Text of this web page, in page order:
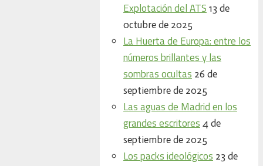
Explotación del ATS 13 de
octubre de 2025
La Huerta de Europa: entre los
números brillantes y las
sombras ocultas 26 de
septiembre de 2025
Las aguas de Madrid en los
grandes escritores 4 de
septiembre de 2025
Los packs ideológicos 23 de